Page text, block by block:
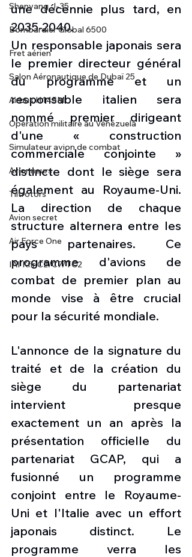
Shenyang J-35
Bombardier Global 6500
Fret aérien
Salon Aéronautique de Dubaï 25
Airbus H145M
Opération militaire au Vénézuela
Simulateur avion de combat
Avionneurs
Tiltrotors
Avion secret
Air Force One
IAI Kfir C2/C7/TC2
une décennie plus tard, en
2035-2040.
Un responsable japonais sera
le premier directeur général
du programme et un
responsable italien sera
nommé premier dirigeant
d'une « construction
commerciale conjointe »
distincte dont le siège sera
également au Royaume-Uni.
La direction de chaque
structure alternera entre les
pays partenaires. Ce
programme d'avions de
combat de premier plan au
monde vise à être crucial
pour la sécurité mondiale.
L'annonce de la signature du
traité et de la création du
siège du partenariat
intervient presque
exactement un an après la
présentation officielle du
partenariat GCAP, qui a
fusionné un programme
conjoint entre le Royaume-
Uni et l'Italie avec un effort
japonais distinct. Le
programme verra les